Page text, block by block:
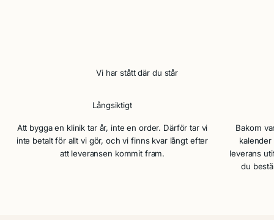
Långsiktigt
Att bygga en klinik tar år, inte en order. Därför tar vi
inte betalt för allt vi gör, och vi finns kvar långt efter
att leveransen kommit fram.
Bakom
kalender
leverans
du